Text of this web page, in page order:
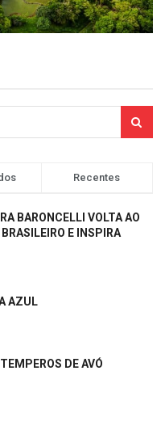
Recentes
BARONCELLI VOLTA AO
E INSPIRA
AZUL
DE AVÓ